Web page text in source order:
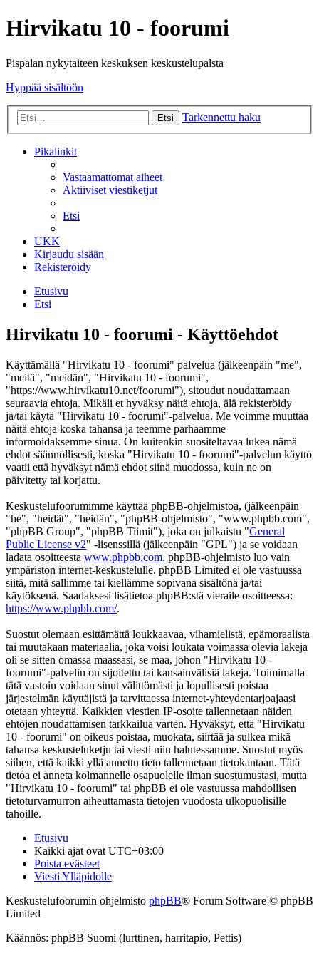
Hirvikatu 10 - foorumi
Pispalan nykytaiteen keskuksen keskustelupalsta
Hyppää sisältöön
Etsi Tarkennettu haku
Pikalinkit
Vastaamattomat aiheet
Aktiiviset viestiketjut
Etsi
UKK
Kirjaudu sisään
Rekisteröidy
Etusivu
Etsi
Hirvikatu 10 - foorumi - Käyttöehdot
Käyttämällä "Hirvikatu 10 - foorumi" palvelua (jälkeenpäin "me",
"meitä", "meidän", "Hirvikatu 10 - foorumi",
"https://www.hirvikatu10.net/foorumi"), sitoudut noudattamaan
seuraavia ehtoja. Mikäli et hyväksy näitä ehtoja, älä rekisteröidy
ja/tai käytä "Hirvikatu 10 - foorumi"-palvelua. Me voimme muuttaa
näitä ehtoja koska tahansa ja teemme parhaamme
informoidaksemme sinua. On kuitenkin suositeltavaa lukea nämä
ehdot säännöllisesti, koska "Hirvikatu 10 - foorumi"-palvelun käyttö
vaatii että hyväksyt nämä ehdot siinä muodossa, kuin ne on
päivitetty tai korjattu.
Keskustelufoorumimme käyttää phpBB-ohjelmistoa, (jälkeenpäin
"he", "heidät", "heidän", "phpBB-ohjelmisto", "www.phpbb.com",
"phpBB Group", "phpBB Tiimit"), joka on julkaistu "General
Public License v2" -lisenssillä (jälkeenpäin "GPL") ja se voidaan
ladata osoitteesta www.phpbb.com. phpBB-ohjelmisto luo vain
ympäristön internet-keskustelulle. phpBB Limited ei ole vastuussa
siitä, mitä sallimme tai kiellämme sopivana sisältönä ja/tai
käytöksenä. Saadaksesi lisätietoa phpBB:stä vieraile osoitteessa:
https://www.phpbb.com/.
Suostut olemaan esittämättä loukkaavaa, vihamielistä, epämoraalista
tai muutakaan materiaalia, joka voisi loukata voimassa olevia lakeja
oli se sitten omassa maassasi, se maa, johon "Hirvikatu 10 -
foorumi"-palvelin on sijoitettu tai kansainvälisiä lakeja. Toimimalla
tätä vastoin voidaan sinut välittömästi ja lopullisesti poistaa
järjestelmän käyttäjistä ja tarvittaessa internet-yhteydentarjoajaasi
otetaan yhteyttä. Kaikkien viestien IP-osoite tallennetaan näiden
ehtojen noudattamisen tarkkailua varten. Hyväksyt, että "Hirvikatu
10 - foorumi" on oikeus poistaa, muokata, siirtää ja sulkea mikä
tahansa keskusteluketju tai viesti niin halutessamme. Suostut myös
siihen, että kaikki yllä annettu tieto tallennetaan tietokantaan. Tätä
tietoa ei anneta kolmannelle osapuolelle ilman suostumustasi, mutta
"Hirvikatu 10 - foorumi" tai phpBB ei ole vastuussa mahdollisen
tietoturvamurron aiheuttamasta tietojen vuodosta ulkopuolisille
tahoille.
Etusivu
Kaikki ajat ovat UTC+03:00
Poista evästeet
Viesti Ylläpidolle
Keskustelufoorumin ohjelmisto phpBB® Forum Software © phpBB
Limited
Käännös: phpBB Suomi (lurttinen, harritapio, Pettis)